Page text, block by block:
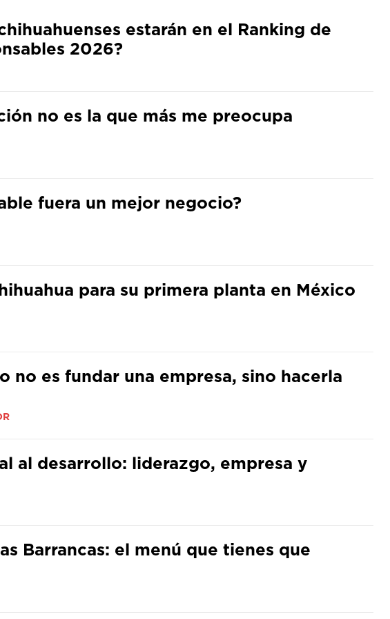
estarán en el Ranking de
2026?
no es la que más me preocupa
fuera un mejor negocio?
para su primera planta en México
no es fundar una empresa, sino hacerla
al desarrollo: liderazgo, empresa y
Barrancas: el menú que tienes que